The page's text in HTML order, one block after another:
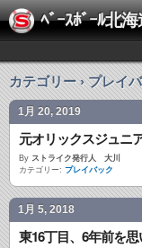
ﾍﾞｰｽﾎﾞｰﾙ北海
カテゴリー › プレイ
1月 20, 2019
元オリックスジュニ
By ストライク発行人 大川
カテゴリー: プレイバック
1月 5, 2018
東16丁目、6年前を